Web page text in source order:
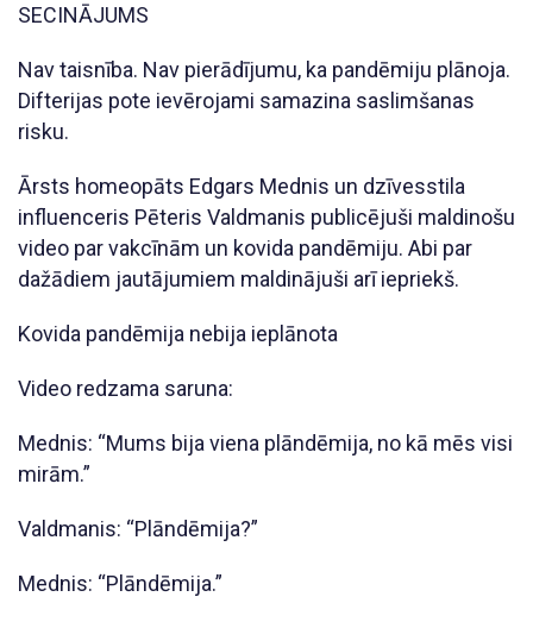
SECINĀJUMS
Nav taisnība. Nav pierādījumu, ka pandēmiju plānoja.
Difterijas pote ievērojami samazina saslimšanas
risku.
Ārsts homeopāts Edgars Mednis un dzīvesstila
influenceris Pēteris Valdmanis publicējuši maldinošu
video par vakcīnām un kovida pandēmiju. Abi par
dažādiem jautājumiem maldinājuši arī iepriekš.
Kovida pandēmija nebija ieplānota
Video redzama saruna:
Mednis: “Mums bija viena plāndēmija, no kā mēs visi
mirām.”
Valdmanis: “Plāndēmija?”
Mednis: “Plāndēmija.”